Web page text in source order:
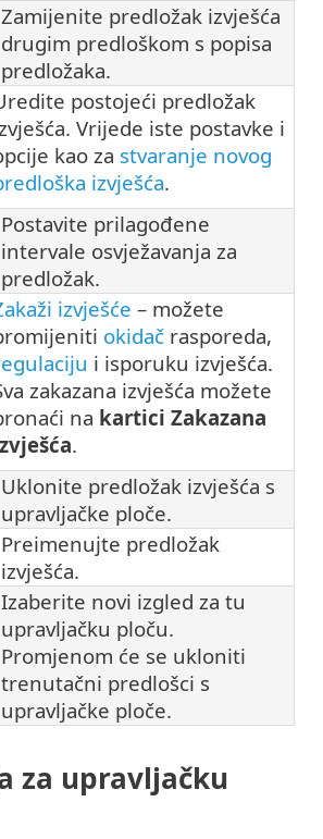
Zamijenite predložak izvješća
drugim predloškom s popisa
predložaka.
postojeći predložak
Vrijede iste postavke i
kao za stvaranje novog
izvješća.
Postavite prilagođene
intervale osvježavanja za
predložak.
izvješće – možete
okidač rasporeda,
i isporuku izvješća.
zakazana izvješća možete
na kartici Zakazana
.
Uklonite predložak izvješća s
upravljačke ploče.
Preimenujte predložak
izvješća.
Izaberite novi izgled za tu
upravljačku ploču.
Promjenom će se ukloniti
trenutačni predlošci s
upravljačke ploče.
za upravljačku